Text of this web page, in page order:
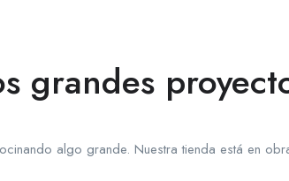
grandes
algo grande. Nuestra tienda está en